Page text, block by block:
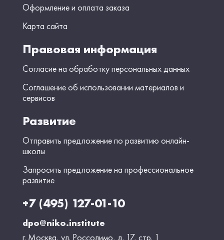
Оформление и оплата заказа
Карта сайта
Правовая информация
Согласие на обработку персональных данных
Соглашение об использовании материалов и
сервисов
Развитие
Отправить предложение по развитию онлайн-
школы
Запросить предложение на профессиональное
развитие
+7 (495) 127-01-10
dpo@niko.institute
г. Москва, ул. Россолимо, д. 17, стр. 1